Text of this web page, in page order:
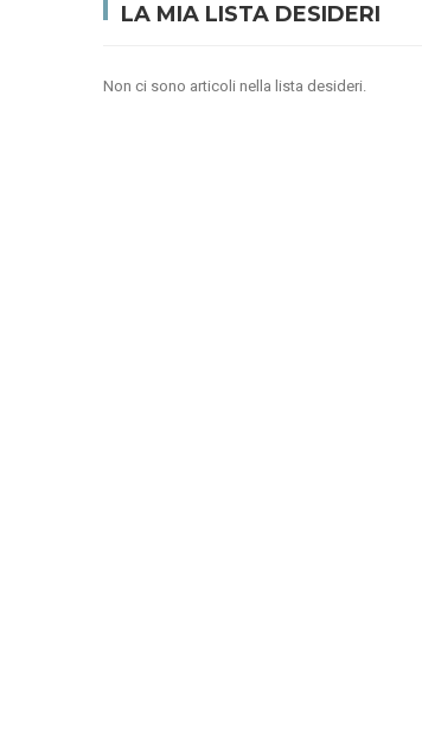
LA MIA LISTA DESIDERI
Non ci sono articoli nella lista desideri.